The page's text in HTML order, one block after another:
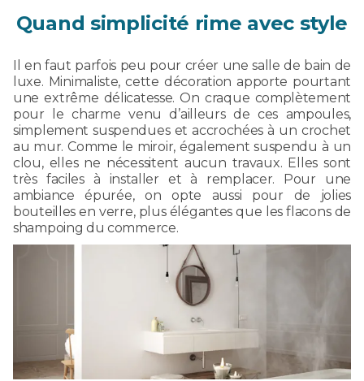
Quand simplicité rime avec style
Il en faut parfois peu pour créer une salle de bain de
luxe. Minimaliste, cette décoration apporte pourtant
une extrême délicatesse. On craque complètement
pour le charme venu d’ailleurs de ces ampoules,
simplement suspendues et accrochées à un crochet
au mur. Comme le miroir, également suspendu à un
clou, elles ne nécessitent aucun travaux. Elles sont
très faciles à installer et à remplacer. Pour une
ambiance épurée, on opte aussi pour de jolies
bouteilles en verre, plus élégantes que les flacons de
shampoing du commerce.